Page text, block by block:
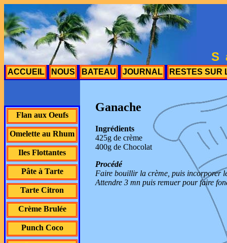
ACCUEIL NOUS BATEAU JOURNAL RESTES SUR
Flan aux Oeufs
Omelette au Rhum
Iles Flottantes
Pâte à Tarte
Tarte Citron
Crème Brulée
Punch Coco
Ganache
Ingrédients
425g de crème
400g de Chocolat
Procédé
Faire bouillir la crème, puis incorporer
Attendre 3 mn puis remuer pour faire